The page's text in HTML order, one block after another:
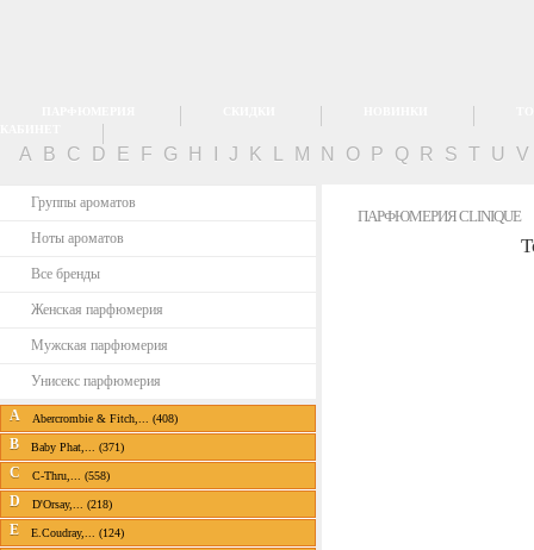
A B C D E F G H J K M N O P Q R S T U V
Группы ароматов
Ноты ароматов
Все бренды
Женская парфюмерия
Мужская парфюмерия
Унисекс парфюмерия
A Abercrombie & Fitch,... (408)
B Baby Phat,... (371)
C C-Thru,... (558)
D D'Orsay,... (218)
E E.Coudray,... (124)
ПАРФЮМЕРИЯ CLINIQUE